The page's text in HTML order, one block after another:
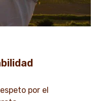
por el